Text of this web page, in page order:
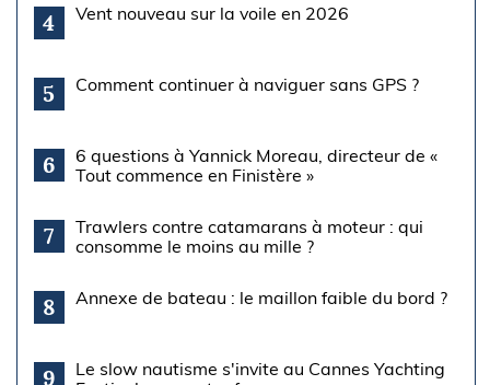
4 Vent nouveau sur la voile en 2026
5 Comment continuer à naviguer sans GPS ?
6
6 questions à Yannick Moreau, directeur de «
Tout commence en Finistère »
7
Trawlers contre catamarans à moteur : qui
consomme le moins au mille ?
8 Annexe de bateau : le maillon faible du bord ?
9
Le slow nautisme s'invite au Cannes Yachting